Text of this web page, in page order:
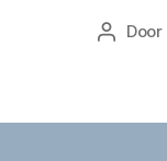
Door